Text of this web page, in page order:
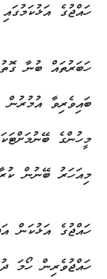
ހައްޖުގެ
ހަބަރުތައް ބުނާ
ބައިވެރިވާ
މިއަހަރު ބޭނުން
ހައްޖުވެރިން ހޯމަ